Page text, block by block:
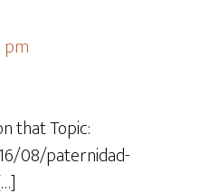
pm
that Topic:
08/paternidad-